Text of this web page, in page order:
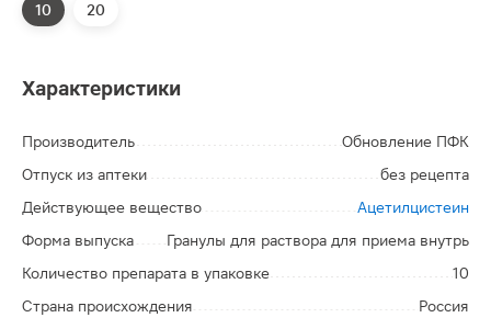
10 20
Характеристики
Производитель
Обновление ПФК
Отпуск из аптеки
без рецепта
Действующее вещество
Ацетилцистеин
Форма выпуска
Гранулы для раствора для приема внутрь
Количество препарата в упаковке
10
Страна происхождения
Россия